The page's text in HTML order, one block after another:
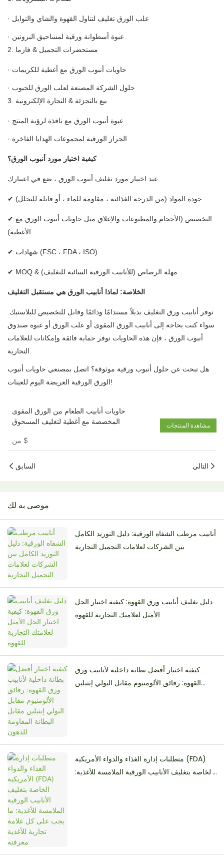
· علب الورق تغليف لتناول القهوة والشاي والتوابل
· عبوة أسطوانة ورقية لمساحيق البروتين
2. مستحضرات التجميل & فارما
· حاويات أنبوب الورق مع أغطية للكريمات
· حلول الشركة المصنعة لعلب الورق للحبوب
3. بيع بالتجزئة & التجارة الإلكترونية
· عبوة أنبوب الورق مع نافذة لرؤية المنتج
· الجرار الورقية لمجموعات الهدايا الفاخرة
كيفية اختيار مورد أنبوب الورق؟
عند اختيار مورد تغليف أنبوب الورق ، ضع في اعتبارك:
✔ جودة المواد (من الدرجة الغذائية ، مقاومة للماء ، أو قابلة للتحلل)
✔ التخصيص (الأحجام والمطبوعات والإغلاق مثل حاويات أنبوب الورق مع
الأغطية)
✔ شهادات (FSC ، FDA ، ISO)
✔ MOQ & مهلة الرصاص (للأنابيب الورقية السائبة للتغليف)
الخلاصة: لماذا أنابيب الورق هي مستقبل التغليف
توفر أنابيب ورق التغليف بديلاً مستدامًا ودائمًا وقابل للتخصيص للبلاستيك.
سواء كنت بحاجة إلى أنابيب الورق المقوى أو علب الورق أو عبوة صندوق
أنبوب الورق ، فإن هذه الحاويات توفر حماية فائقة وإمكانات للعلامات
التجارية.
هل تبحث عن حلول أنبوب ورقية موثوقة؟ اتصل بمصنعي حاويات أنبوب
الورق الورقية العريضة اليوم للعينات!
حاويات أنابيب الطعام من الورق المقوى
المخصصة مع أغطية لتغليف المسحوق
$
مشاهدة المنتجات
السابق التالي
موصى به لك
أنابيب مرطب الشفاه الورقية: دليل التوريد الكامل
بين الشركات لعلامات التجميل التجارية
دليل تغليف أنابيب ورق القهوة: كيفية اختيار الحل
الأمثل لعلامتك التجارية للقهوة
كيفية اختيار أفضل بطانة داخلية لأنابيب ورق
القهوة: رقائق الألومنيوم مقابل البولي إيثيلين
متطلبات إدارة الغذاء والدواء الأمريكية (FDA)
الخاصة بتغليف الأنابيب الورقية الملامسة للأغذية: